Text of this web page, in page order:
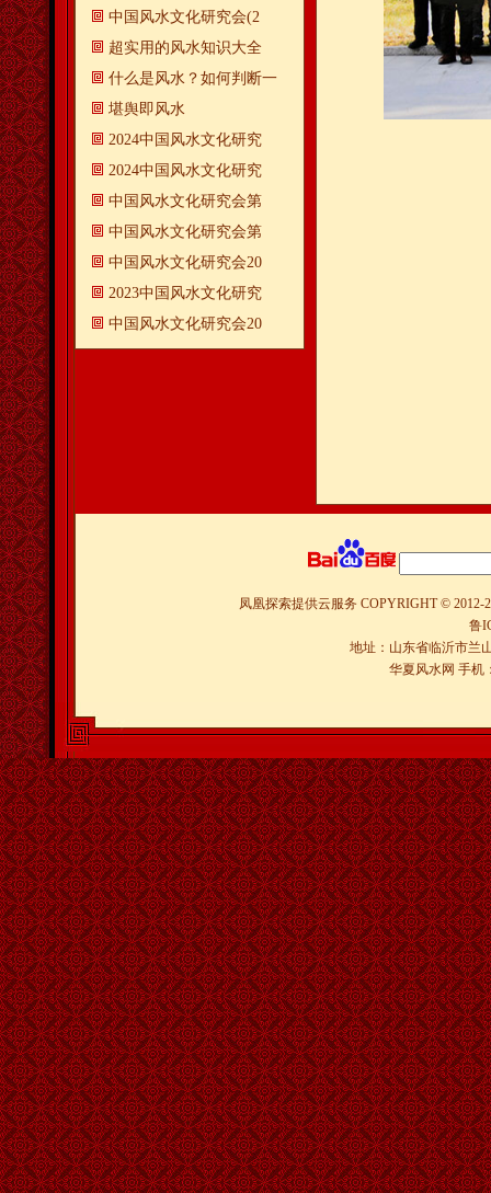
中国风水文化研究会(2
超实用的风水知识大全
什么是风水？如何判断一
​堪舆即风水
2024中国风水文化研究
2024中国风水文化研究
中国风水文化研究会第
中国风水文化研究会第
中国风水文化研究会20
2023中国风水文化研究
中国风水文化研究会20
凤凰探索提供云服务 COPYRIGHT © 2012-
鲁
地址：山东省临沂市兰
华夏风水网 手机